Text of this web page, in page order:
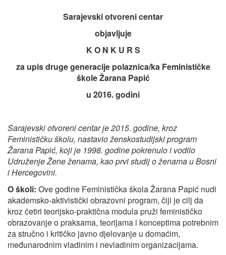
Sarajevski otvoreni centar
objavljuje
K O N K U R S
za upis druge generacije polaznica/ka Feminističke
škole Žarana Papić
u 2016. godini
Sarajevski otvoreni centar je 2015. godine, kroz
Feminističku školu, nastavio ženskostudijski program
Žarana Papić, koji je 1998. godine pokrenulo i vodilo
Udruženje Žene ženama, kao prvi studij o ženama u Bosni
i Hercegovini.
O školi: Ove godine Feministička škola Žarana Papić nudi
akademsko-aktivistički obrazovni program, čiji je cilj da
kroz četiri teorijsko-praktična modula pruži feminističko
obrazovanje o praksama, teorijama i konceptima potrebnim
za stručno i kritičko javno djelovanje u domaćim,
međunarodnim vladinim i nevladinim organizacijama.